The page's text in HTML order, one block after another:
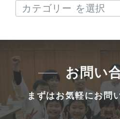
お問い
まずはお気軽にお問